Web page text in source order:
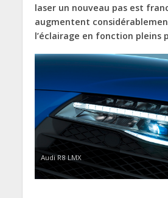
laser un nouveau pas est
augmentent
l’éclairage en fonction pleins
Audi R8 LMX